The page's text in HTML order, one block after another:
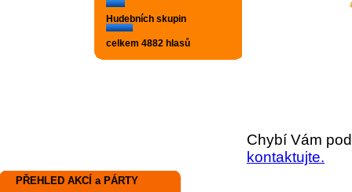
Hudebních skupin
celkem 4882 hlasů
Chybí Vám
kontaktujte.
PŘEHLED AKCÍ a PÁRTY